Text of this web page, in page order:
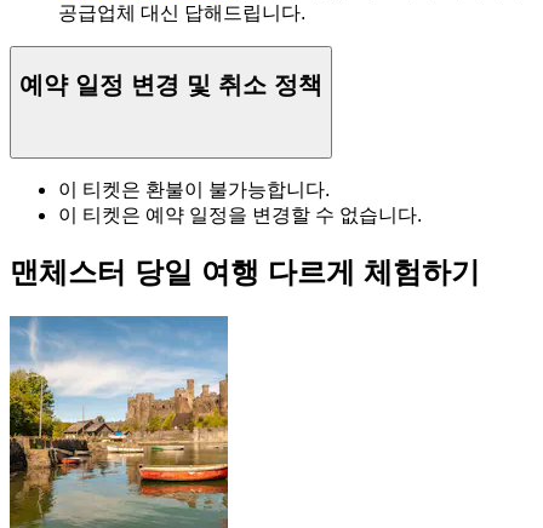
공급업체 대신 답해드립니다.
예약 일정 변경 및 취소 정책
이 티켓은 환불이 불가능합니다.
이 티켓은 예약 일정을 변경할 수 없습니다.
맨체스터 당일 여행 다르게 체험하기